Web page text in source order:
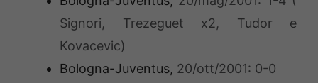
Signori, Trezeguet x2, Tudor e
Kovacevic)
Bologna-Juventus, 20/ott/2001: 0-0